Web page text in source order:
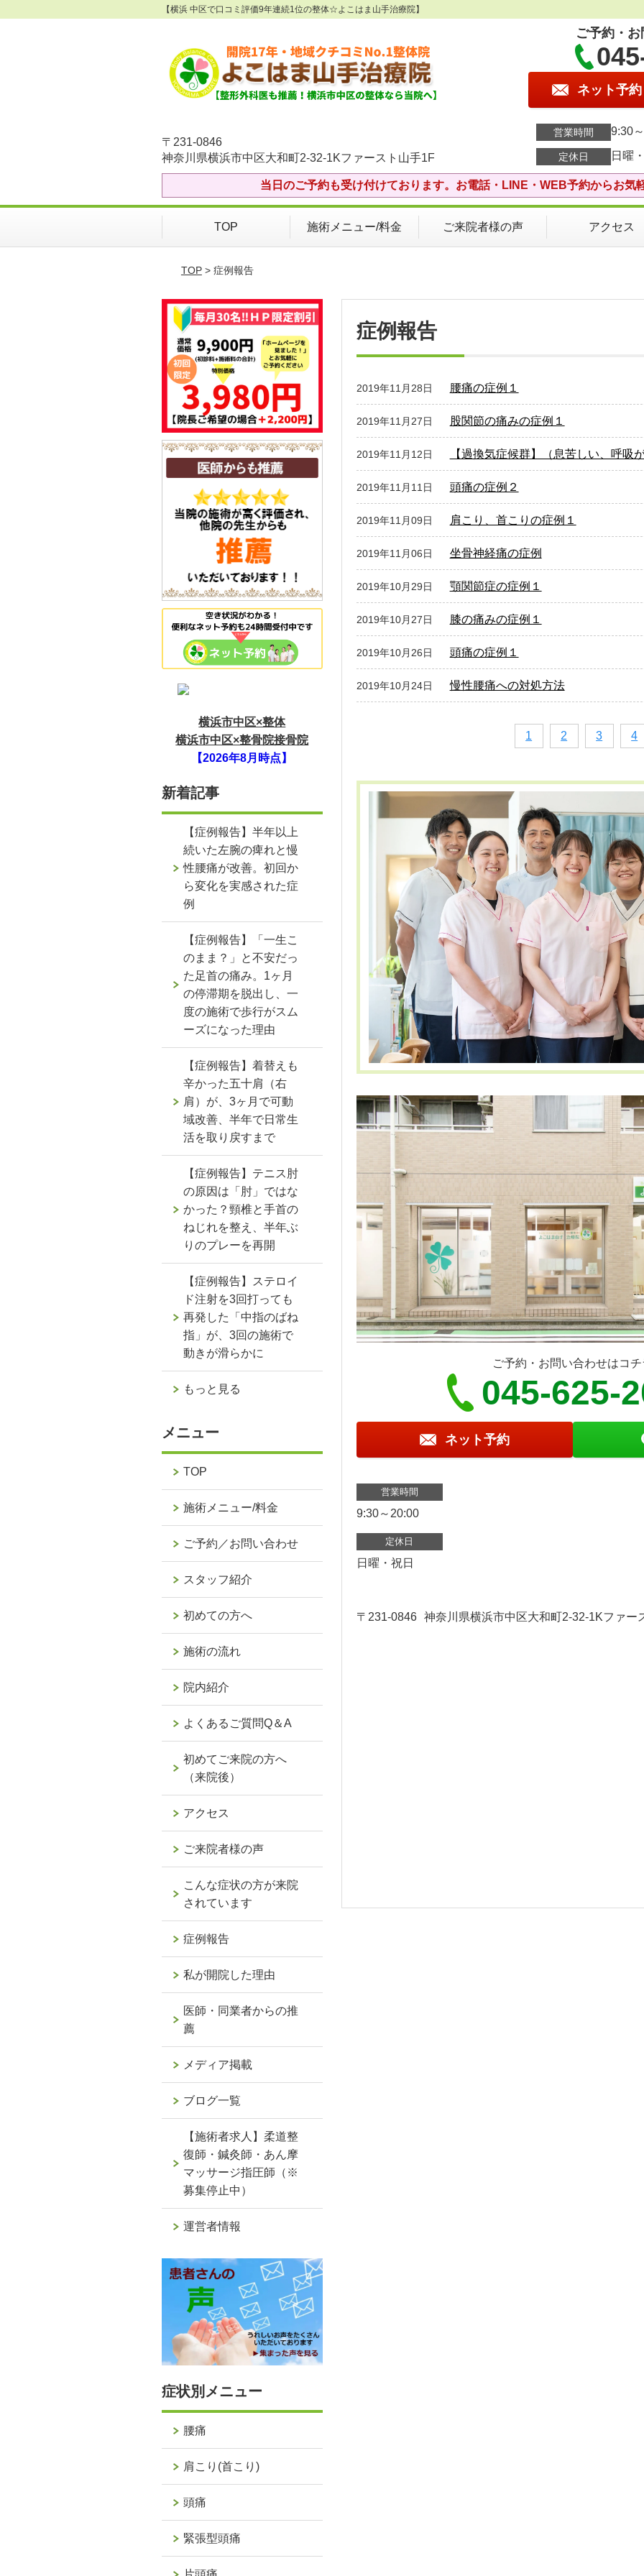
【横浜 中区で口コミ評価9年連続1位の整体☆よこはま山手治療院】
〒231-0846
神奈川県横浜市中区大和町2-32-1Kファースト山手1F
ご予約・
ネット予約
営業時間 9:30
定休日 日曜
当日のご予約も受け付けております。お電話・LINE・WEB予約からお気
TOP 施術メニュー/料金 ご来院者様の声 アクセス
TOP> 症例報告
症例報告
2019年11月28日 腰痛の症例１
2019年11月27日 股関節の痛みの症例１
2019年11月12日 【過換気症候群】（息苦しい、呼吸
2019年11月11日 頭痛の症例２
2019年11月09日 肩こり、首こりの症例１
2019年11月06日 坐骨神経痛の症例
2019年10月29日 顎関節症の症例１
2019年10月27日 膝の痛みの症例１
2019年10月26日 頭痛の症例１
2019年10月24日 慢性腰痛への対処方法
1 2 3 4
ご予約・お問い合わせはコチ
045-625-
ネット予約
営業時間
9:30～20:00
定休日
日曜・祝日
〒231-0846 神奈川県横浜市中区大和町2-32-1Kファー
横浜市中区×整体
横浜市中区×整骨院接骨院
【2026年8月時点】
新着記事
【症例報告】半年以上
続いた左腕の痺れと慢
性腰痛が改善。初回か
ら変化を実感された症
例
【症例報告】「一生こ
のまま？」と不安だっ
た足首の痛み。1ヶ月
の停滞期を脱出し、一
度の施術で歩行がスム
ーズになった理由
【症例報告】着替えも
辛かった五十肩（右
肩）が、3ヶ月で可動
域改善、半年で日常生
活を取り戻すまで
【症例報告】テニス肘
の原因は「肘」ではな
かった？頸椎と手首の
ねじれを整え、半年ぶ
りのプレーを再開
【症例報告】ステロイ
ド注射を3回打っても
再発した「中指のばね
指」が、3回の施術で
動きが滑らかに
もっと見る
メニュー
TOP
施術メニュー/料金
ご予約／お問い合わせ
スタッフ紹介
初めての方へ
施術の流れ
院内紹介
よくあるご質問Q＆A
初めてご来院の方へ
（来院後）
アクセス
ご来院者様の声
こんな症状の方が来院
されています
症例報告
私が開院した理由
医師・同業者からの推
薦
メディア掲載
ブログ一覧
【施術者求人】柔道整
復師・鍼灸師・あん摩
マッサージ指圧師（※
募集停止中）
運営者情報
症状別メニュー
腰痛
肩こり(首こり)
頭痛
緊張型頭痛